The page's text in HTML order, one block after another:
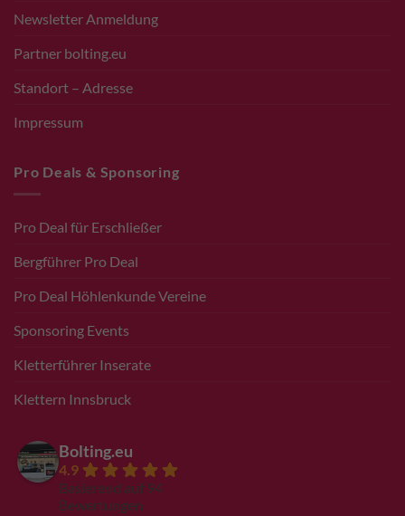
Newsletter Anmeldung
Partner bolting.eu
Standort – Adresse
Impressum
Pro Deals & Sponsoring
Pro Deal für Erschließer
Bergführer Pro Deal
Pro Deal Höhlenkunde Vereine
Sponsoring Events
Kletterführer Inserate
Klettern Innsbruck
Bolting.eu
4.9
Basierend auf 94
Bewertungen